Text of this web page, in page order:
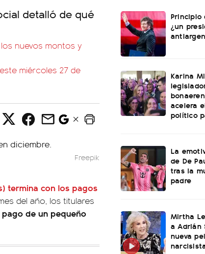
detalló de qué
nuevos montos y
miércoles 27 de
Freepik
termina con los pagos
del año, los titulares
pago de un pequeño
Principio
¿un
Karina
acelera
político
La
de De
tras la
padre
Mirtha
a Adrián
nueva